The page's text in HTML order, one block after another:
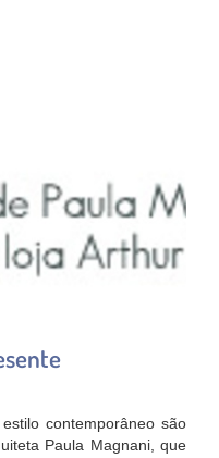
contemporâneo são
Paula Magnani, que